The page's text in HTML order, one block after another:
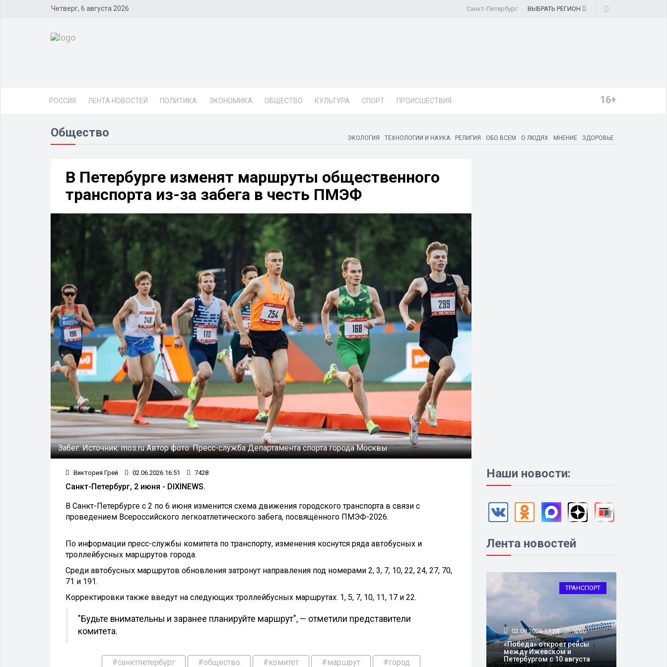
Четверг, 6 августа 2026 Санкт-Петербург ВЫБРАТЬ РЕГИОН
РОССИЯ ЛЕНТА НОВОСТЕЙ ПОЛИТИКА ЭКОНОМИКА ОБЩЕСТВО КУЛЬТУРА СПОРТ ПРОИСШЕСТВИЯ 16+
Общество ЭКОЛОГИЯ ТЕХНОЛОГИИ И НАУКА РЕЛИГИЯ ОБО ВСЕМ О ЛЮДЯХ МНЕНИЕ ЗДОРОВЬЕ
В Петербурге изменят маршруты общественного
транспорта из-за забега в честь ПМЭФ
Забег.Источник:mos.ruАвтор фото:Пресс-служба Департамента спорта города Москвы
Виктория Грей 02.06.2026 16:51 7428
Санкт-Петербург, 2 июня - DIXINEWS.
В Санкт-Петербурге с 2 по 6 июня изменится схема движения городского транспорта в связи с
проведением Всероссийского легкоатлетического забега, посвящённого ПМЭФ-2026.
По информации пресс-службы комитета по транспорту, изменения коснутся ряда автобусных и
троллейбусных маршрутов города.
Среди автобусных маршрутов обновления затронут направления под номерами 2, 3, 7, 10, 22, 24, 27, 70,
71 и 191.
Корректировки также введут на следующих троллейбусных маршрутах: 1, 5, 7, 10, 11, 17 и 22.
"Будьте внимательны и заранее планируйте маршрут", — отметили представители
комитета.
#санктпетербург #общество #комитет #маршрут #город
Наши новости:
Лента новостей
ТРАНСПОРТ
02.08.2026 17:28 1260
«Победа» откроет рейсы
между Ижевском и
Петербургом с 10 августа